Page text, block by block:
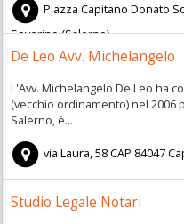
Piazza Capitano Donato
Severino(Salerno)
De Leo Avv. Michelangelo
L'Avv. Michelangelo De Leo ha
(vecchio ordinamento) nel
Salerno, è...
via Laura, 58CAP 84047
Studio Legale Notari